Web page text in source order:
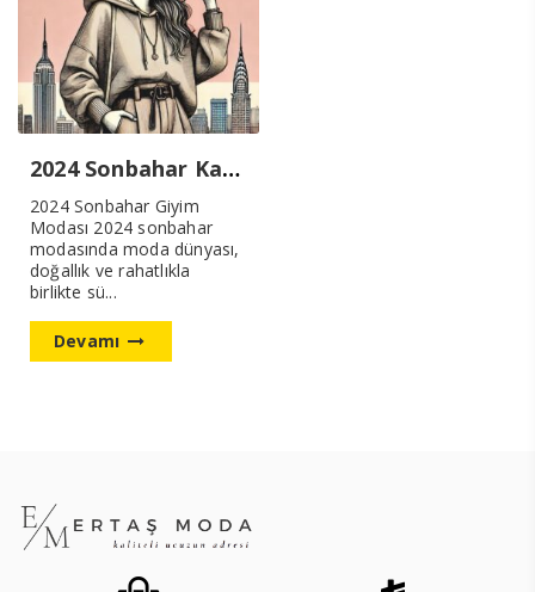
2024 Sonbahar Kadın Giyim Modası
2024 Sonbahar Giyim
Modası 2024 sonbahar
modasında moda dünyası,
doğallık ve rahatlıkla
birlikte sü...
Devamı